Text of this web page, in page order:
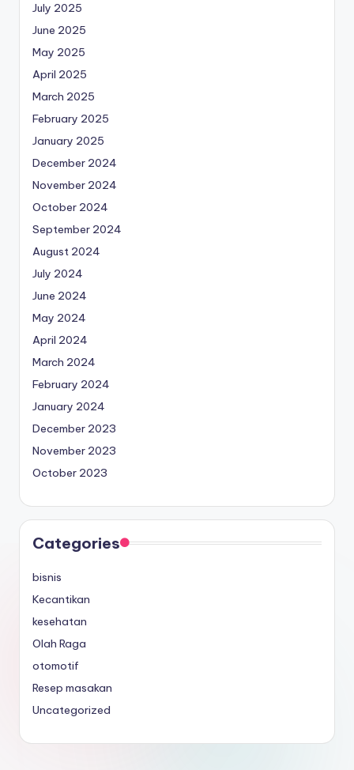
July 2025
June 2025
May 2025
April 2025
March 2025
February 2025
January 2025
December 2024
November 2024
October 2024
September 2024
August 2024
July 2024
June 2024
May 2024
April 2024
March 2024
February 2024
January 2024
December 2023
November 2023
October 2023
Categories
bisnis
Kecantikan
kesehatan
Olah Raga
otomotif
Resep masakan
Uncategorized